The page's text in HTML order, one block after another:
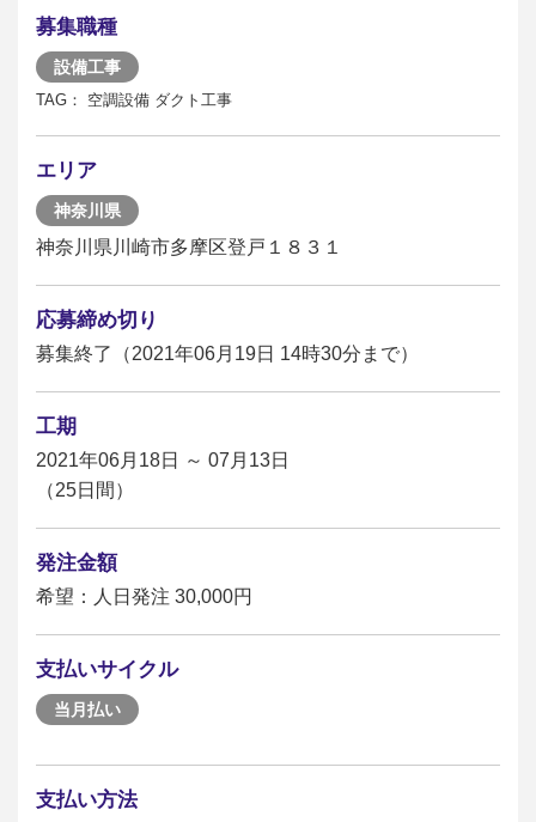
募集職種
設備工事
TAG： 空調設備 ダクト工事
エリア
神奈川県
神奈川県川崎市多摩区登戸１８３１
応募締め切り
募集終了（2021年06月19日 14時30分まで）
工期
2021年06月18日 ～ 07月13日
（25日間）
発注金額
希望：人日発注 30,000円
支払いサイクル
当月払い
支払い方法